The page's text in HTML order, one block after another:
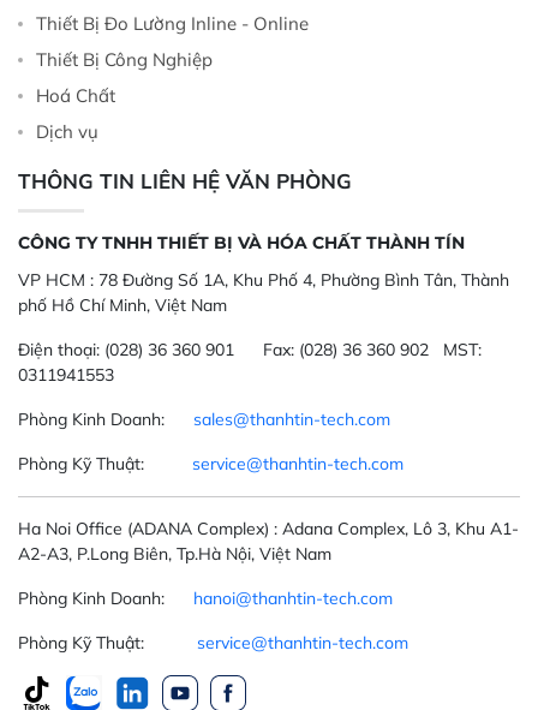
Thiết Bị Đo Lường Inline - Online
Thiết Bị Công Nghiệp
Hoá Chất
Dịch vụ
THÔNG TIN LIÊN HỆ VĂN PHÒNG
CÔNG TY TNHH THIẾT BỊ VÀ HÓA CHẤT THÀNH TÍN
VP HCM : 78 Đường Số 1A, Khu Phố 4, Phường Bình Tân, Thành
phố Hồ Chí Minh, Việt Nam
Điện thoại: (028) 36 360 901 Fax: (028) 36 360 902 MST:
0311941553
Phòng Kinh Doanh: sales@thanhtin-tech.com
Phòng Kỹ Thuật: service@thanhtin-tech.com
Ha Noi Office (ADANA Complex) : Adana Complex, Lô 3, Khu A1-
A2-A3, P.Long Biên, Tp.Hà Nội, Việt Nam
Phòng Kinh Doanh: hanoi@thanhtin-tech.com
Phòng Kỹ Thuật: service@thanhtin-tech.com